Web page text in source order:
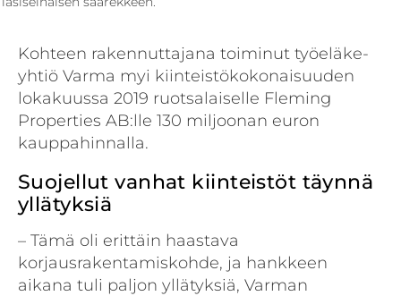
Kohteen rakennuttajana toiminut työeläke­
yhtiö Varma myi kiinteistökokonaisuuden
lokakuussa 2019 ruotsalaiselle Fleming
Properties AB:lle 130 miljoonan euron
kauppahinnalla.
Suojellut vanhat kiinteistöt täynnä
yllätyksiä
– Tämä oli erittäin haastava
korjausrakentamiskohde, ja hankkeen
aikana tuli paljon yllätyksiä, Varman